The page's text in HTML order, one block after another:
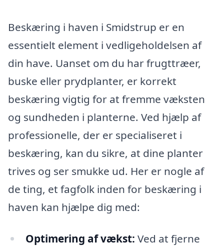
Beskæring i haven i Smidstrup er en
essentielt element i vedligeholdelsen af
din have. Uanset om du har frugttræer,
buske eller prydplanter, er korrekt
beskæring vigtig for at fremme væksten
og sundheden i planterne. Ved hjælp af
professionelle, der er specialiseret i
beskæring, kan du sikre, at dine planter
trives og ser smukke ud. Her er nogle af
de ting, et fagfolk inden for beskæring i
haven kan hjælpe dig med:
Optimering af vækst: Ved at fjerne